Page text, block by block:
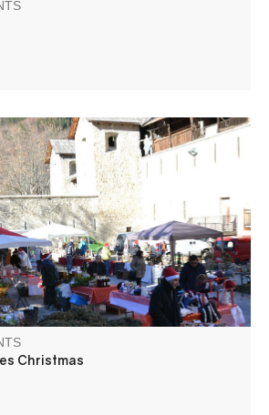
market in the colors of Christmas.
and candy distribution, raffle, turkey
wine. Friendly atmosphere around a
Entertainment by local
Christmas